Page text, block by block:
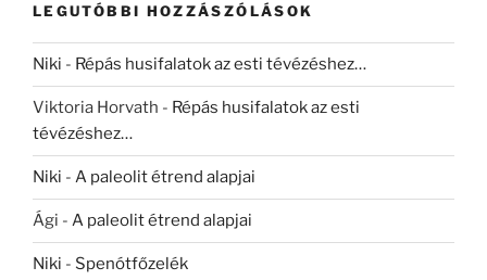
LEGUTÓBBI HOZZÁSZÓLÁSOK
Niki - Répás husifalatok az esti tévézéshez…
Viktoria Horvath - Répás husifalatok az esti
tévézéshez…
Niki - A paleolit étrend alapjai
Ági - A paleolit étrend alapjai
Niki - Spenótfőzelék